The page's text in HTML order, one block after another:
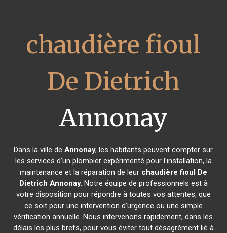
chaudière fioul
De Dietrich
Annonay
Dans la ville deAnnonay, les habitants peuvent compter sur
les services d'un plombier expérimenté pour l'installation, la
maintenance et la réparation de leur chaudière fioul De
Dietrich Annonay. Notre équipe de professionnels est à
votre disposition pour répondre à toutes vos attentes, que
ce soit pour une intervention d'urgence ou une simple
vérification annuelle. Nous intervenons rapidement, dans les
délais les plus brefs, pour vous éviter tout désagrément lié à